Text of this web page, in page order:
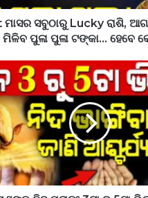
ସବୁଠାରୁ Lucky ରାଶି,
ମିଳିବ ପୁଳା ପୁଳା ଟଙ୍କା… ହେବେ